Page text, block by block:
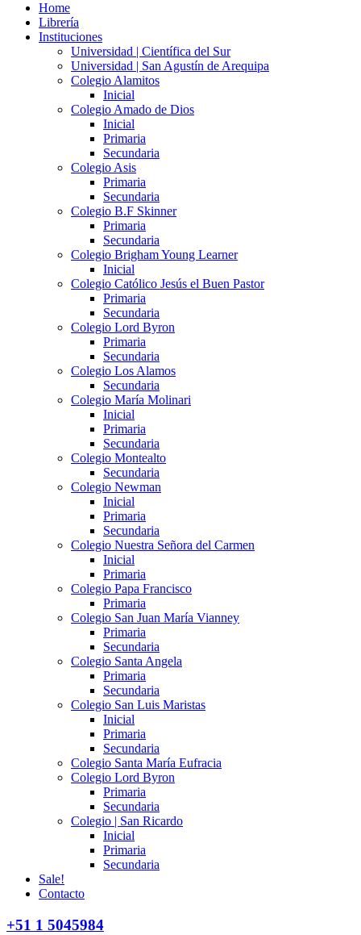
Home
Librería
Instituciones
Universidad | Científica del Sur
Universidad | San Agustín de Arequipa
Colegio Alamitos
Inicial
Colegio Amado de Dios
Inicial
Primaria
Secundaria
Colegio Asis
Primaria
Secundaria
Colegio B.F Skinner
Primaria
Secundaria
Colegio Brigham Young Learner
Inicial
Colegio Católico Jesús el Buen Pastor
Primaria
Secundaria
Colegio Lord Byron
Primaria
Secundaria
Colegio Los Alamos
Secundaria
Colegio María Molinari
Inicial
Primaria
Secundaria
Colegio Montealto
Secundaria
Colegio Newman
Inicial
Primaria
Secundaria
Colegio Nuestra Señora del Carmen
Inicial
Primaria
Colegio Papa Francisco
Primaria
Colegio San Juan María Vianney
Primaria
Secundaria
Colegio Santa Angela
Primaria
Secundaria
Colegio San Luis Maristas
Inicial
Primaria
Secundaria
Colegio Santa María Eufracia
Colegio Lord Byron
Primaria
Secundaria
Colegio | San Ricardo
Inicial
Primaria
Secundaria
Sale!
Contacto
+51 1 5045984